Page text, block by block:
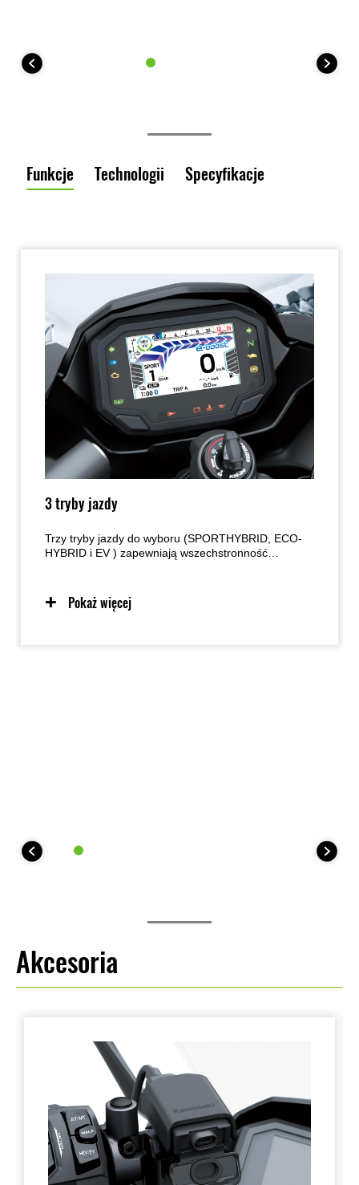
Funkcje Technologii Specyfikacje
3 tryby jazdy
Trzy tryby jazdy do wyboru (SPORTHYBRID, ECO-
HYBRID i EV ) zapewniają wszechstronność
trybów ma inny charakter oddawania mocy, dając
kierowcy możliwość wyboru zależnie od panujących
Pokaż więcej
Akcesoria